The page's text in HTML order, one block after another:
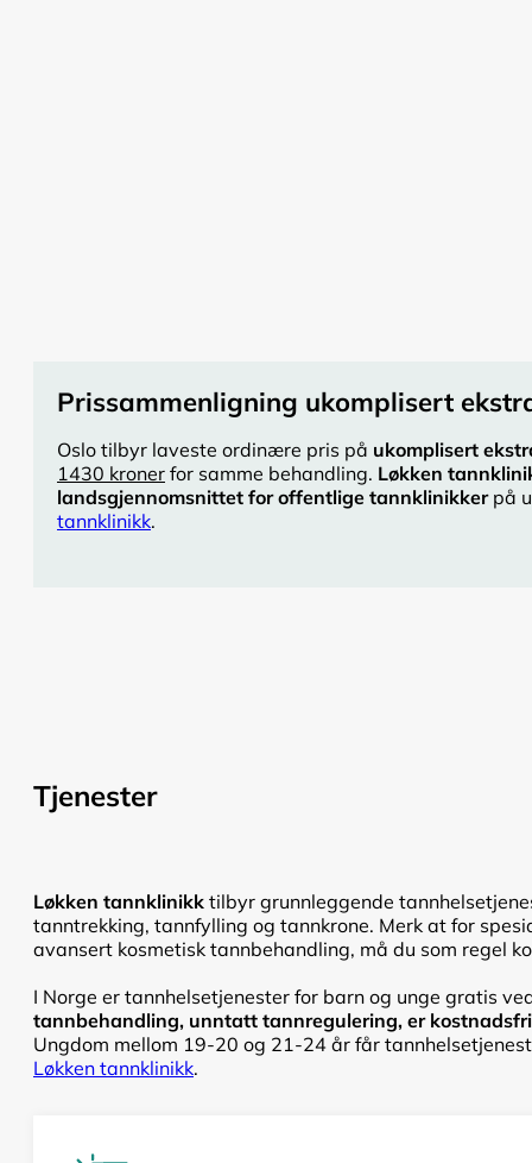
Prissammenligning ukomplisert
Oslo tilbyr laveste ordinære pris på ukomplisert
1430 kroner for samme behandling. Løkken
landsgjennomsnittet for offentlige tannklinikkerpå
tannklinikk.
Tjenester
Løkken tannklinikk tilbyr grunnleggende
tanntrekking, tannfylling og tannkrone. Merk at for
avansert kosmetisk tannbehandling, må du som regel
I Norge er tannhelsetjenester for barn og unge gratis
tannbehandling, unntatt tannregulering, er
Ungdom mellom 19-20 og 21-24 år får
Løkken tannklinikk.